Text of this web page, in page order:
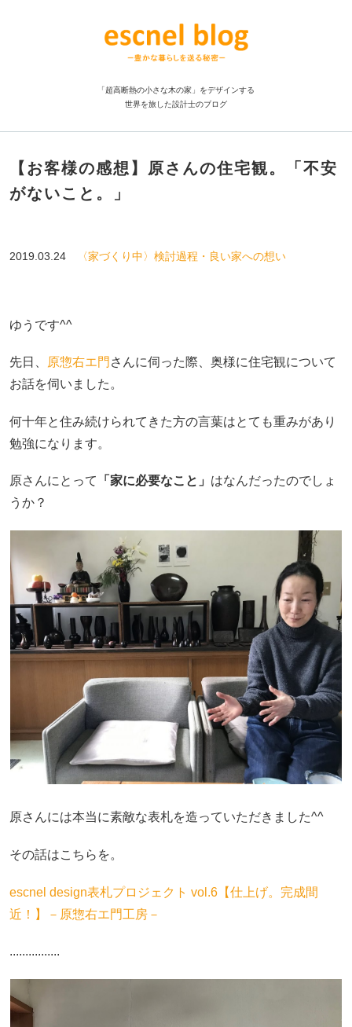
「超高断熱の小さな木の家」をデザインする
世界を旅した設計士のブログ
【お客様の感想】原さんの住宅観。「不安
がないこと。」
2019.03.24 〈家づくり中〉検討過程・良い家への想い
ゆうです^^
先日、 原惣右エ門 さんに伺った際、奥様に住宅観について
お話を伺いました。
何十年と住み続けられてきた方の言葉はとても重みがあり
勉強になります。
原さんにとって 「家に必要なこと」 はなんだったのでしょ
うか？
原さんには本当に素敵な表札を造っていただきました^^
その話はこちらを。
escnel design表札プロジェクト vol.6【仕上げ。完成間
近！】－原惣右エ門工房－
................